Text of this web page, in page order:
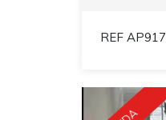
REF AP917